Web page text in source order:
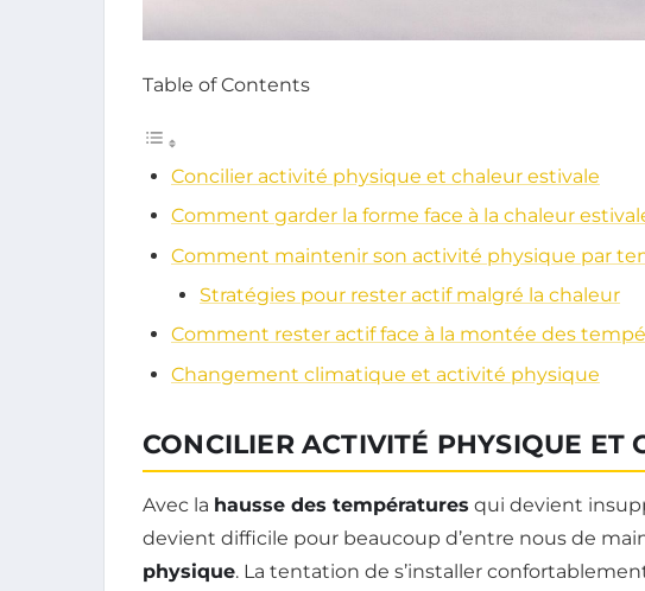
Table of Contents
Concilier activité physique et chaleur estivale
Comment garder la forme face à la chaleur
Comment maintenir son activité physique par
Stratégies pour rester actif malgré la chaleur
Comment rester actif face à la montée des
Changement climatique et activité physique
CONCILIER ACTIVITÉ PHYSIQUE ET
Avec la hausse des températures qui devient
devient difficile pour beaucoup d’entre nous de
physique. La tentation de s’installer